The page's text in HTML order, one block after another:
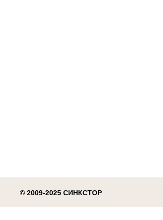
© 2009-2025 СИНКСТОР